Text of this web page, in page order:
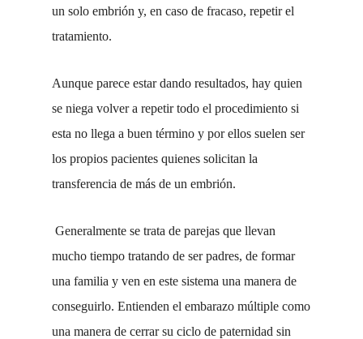
un solo embrión y, en caso de fracaso, repetir el
tratamiento.
Aunque parece estar dando resultados, hay quien
se niega volver a repetir todo el procedimiento si
esta no llega a buen término y por ellos suelen ser
los propios pacientes quienes solicitan la
transferencia de más de un embrión.
Generalmente se trata de parejas que llevan
mucho tiempo tratando de ser padres, de formar
una familia y ven en este sistema una manera de
conseguirlo. Entienden el embarazo múltiple como
una manera de cerrar su ciclo de paternidad sin